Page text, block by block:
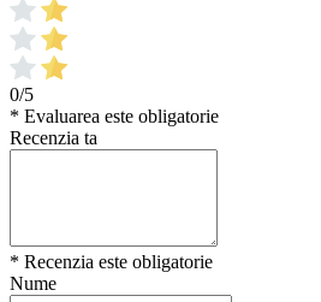
0/5
* Evaluarea este obligatorie
Recenzia ta
* Recenzia este obligatorie
Nume